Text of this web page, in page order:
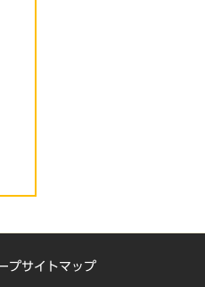
プサイトマップ